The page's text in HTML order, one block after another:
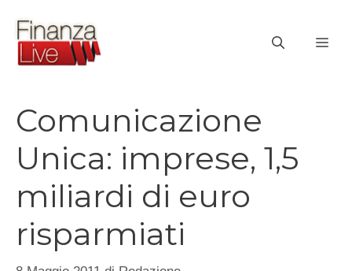
contenuto
Comunicazione
Unica: imprese, 1,5
miliardi di euro
risparmiati